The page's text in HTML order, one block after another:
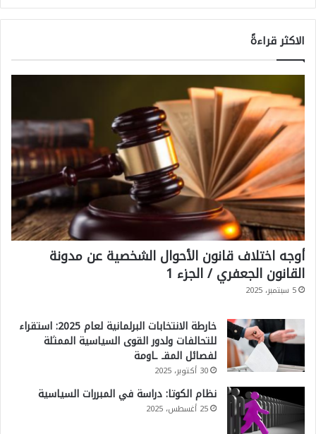
ي
د
ن
ا
ر
و
ا
ل
ق
ي
و
د
الاكثر قراءةً
أوجه اختلاف قانون الأحوال الشخصية عن مدونة
القانون الجعفري / الجزء 1
5 سبتمبر، 2025
خارطة الانتخابات البرلمانية لعام 2025: استقراء
للتحالفات ولدور القوى السياسية الممثلة
لفصائل المقـ ـاومة
30 أكتوبر، 2025
نظام الكوتا: دراسة في المبررات السياسية
25 أغسطس، 2025